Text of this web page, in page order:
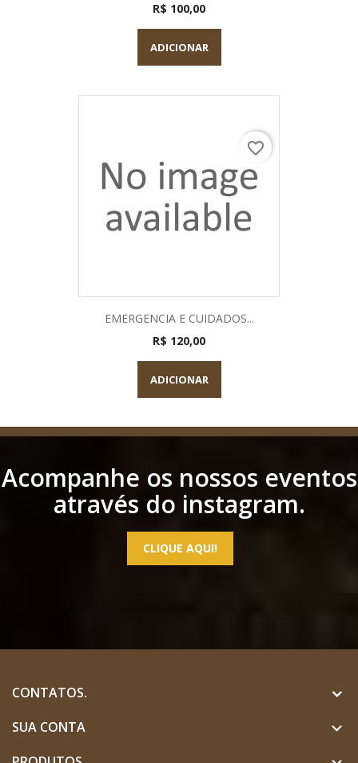
R$ 100,00
ADICIONAR
EMERGENCIA E CUIDADOS...
R$ 120,00
ADICIONAR
favorite_border
Acompanhe os nossos eventos
através do instagram.
CLIQUE AQUI!
CONTATOS.
SUA CONTA
